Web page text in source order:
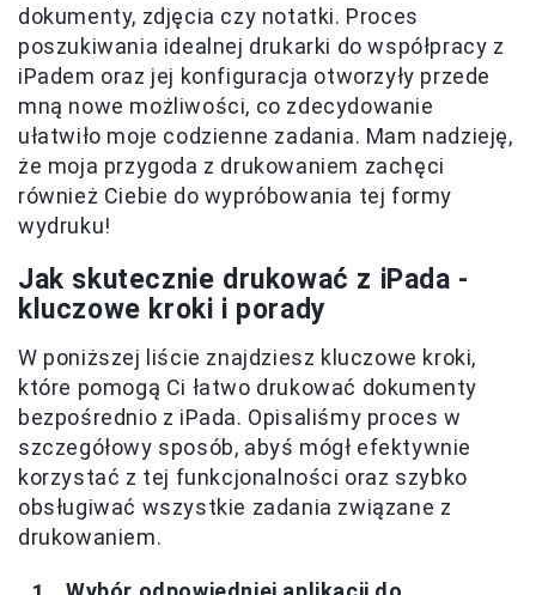
dokumenty, zdjęcia czy notatki. Proces
poszukiwania idealnej drukarki do współpracy z
iPadem oraz jej konfiguracja otworzyły przede
mną nowe możliwości, co zdecydowanie
ułatwiło moje codzienne zadania. Mam nadzieję,
że moja przygoda z drukowaniem zachęci
również Ciebie do wypróbowania tej formy
wydruku!
Jak skutecznie drukować z iPada -
kluczowe kroki i porady
W poniższej liście znajdziesz kluczowe kroki,
które pomogą Ci łatwo drukować dokumenty
bezpośrednio z iPada. Opisaliśmy proces w
szczegółowy sposób, abyś mógł efektywnie
korzystać z tej funkcjonalności oraz szybko
obsługiwać wszystkie zadania związane z
drukowaniem.